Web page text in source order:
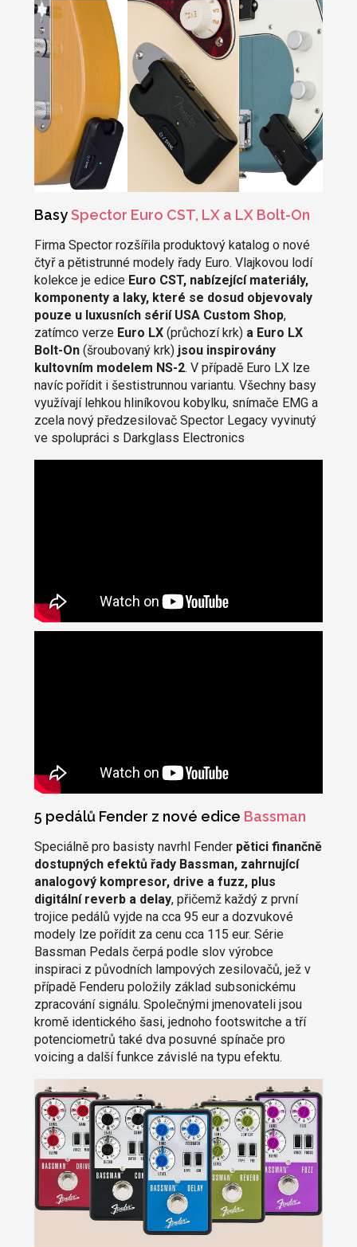
BasySpector Euro CST, LX a LX Bolt-On
Firma Spector rozšířila produktový katalog o nové
čtyř a pětistrunné modely řady Euro. Vlajkovou lodí
kolekce je edice Euro CST, nabízející materiály,
komponenty a laky, které se dosud objevovaly
pouze u luxusních sérií USA Custom Shop,
zatímco verze Euro LX (průchozí krk) a Euro LX
Bolt-On(šroubovaný krk) jsou inspirovány
kultovním modelem NS-2. V případě Euro LX lze
navíc pořídit i šestistrunnou variantu. Všechny basy
využívají lehkou hliníkovou kobylku, snímače EMG a
zcela nový předzesilovač Spector Legacy vyvinutý
ve spolupráci s Darkglass Electronics
5 pedálů Fender z nové edice Bassman
Speciálně pro basisty navrhl Fender pětici finančně
dostupných efektů řady Bassman, zahrnující
analogový kompresor, drive a fuzz, plus
digitální reverb a delay, přičemž každý z první
trojice pedálů vyjde na cca 95 eur a dozvukové
modely lze pořídit za cenu cca 115 eur. Série
Bassman Pedals čerpá podle slov výrobce
inspiraci z původních lampových zesilovačů, jež v
případě Fenderu položily základ subsonickému
zpracování signálu. Společnými jmenovateli jsou
kromě identického šasi, jednoho footswitche a tří
potenciometrů také dva posuvné spínače pro
voicing a další funkce závislé na typu efektu.